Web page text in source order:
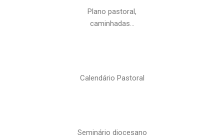
Plano pastoral,
caminhadas…
Calendário Pastoral
Seminário diocesano